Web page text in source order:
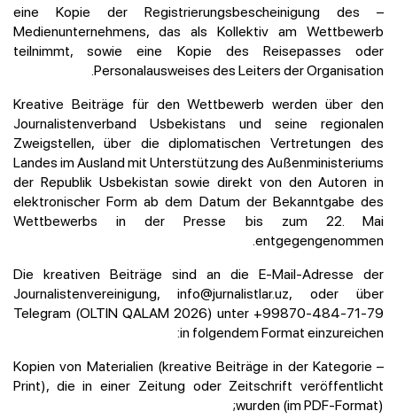
– eine Kopie der Registrierungsbescheinigung des
Medienunternehmens, das als Kollektiv am Wettbewerb
teilnimmt, sowie eine Kopie des Reisepasses oder
Personalausweises des Leiters der Organisation.
Kreative Beiträge für den Wettbewerb werden über den
Journalistenverband Usbekistans und seine regionalen
Zweigstellen, über die diplomatischen Vertretungen des
Landes im Ausland mit Unterstützung des Außenministeriums
der Republik Usbekistan sowie direkt von den Autoren in
elektronischer Form ab dem Datum der Bekanntgabe des
Wettbewerbs in der Presse bis zum 22. Mai
entgegengenommen.
Die kreativen Beiträge sind an die E-Mail-Adresse der
Journalistenvereinigung, info@jurnalistlar.uz, oder über
Telegram (OLTIN QALAM 2026) unter +99870-484-71-79
in folgendem Format einzureichen:
– Kopien von Materialien (kreative Beiträge in der Kategorie
Print), die in einer Zeitung oder Zeitschrift veröffentlicht
wurden (im PDF-Format);